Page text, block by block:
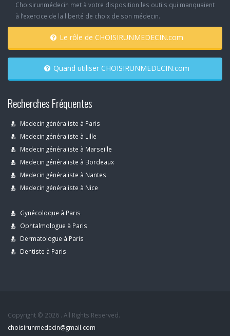
Choisirunmédecin met à votre disposition les outils qui manquaient
à l’exercice de la liberté de choix de son médecin.
Le rôle de CHOISIRUNMEDECIN.com
Quand utiliser CHOISIRUNMEDECIN.com
Recherches Fréquentes
Medecin généraliste à Paris
Medecin généraliste à Lille
Medecin généraliste à Marseille
Medecin généraliste à Bordeaux
Medecin généraliste à Nantes
Medecin généraliste à Nice
Gynécoloque à Paris
Ophtalmologue à Paris
Dermatologue à Paris
Dentiste à Paris
Copyright © 2026 . All Rights Reserved.
choisirunmedecin@gmail.com